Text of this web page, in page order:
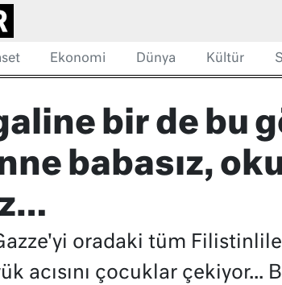
Ekonomi Dünya Kültür
bir de bu
babasız,
oradaki tüm
acısını çocuklar